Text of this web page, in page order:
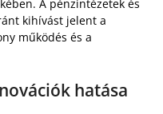
A pénzintézetek és
kihívást jelent a
működés és a
hatása